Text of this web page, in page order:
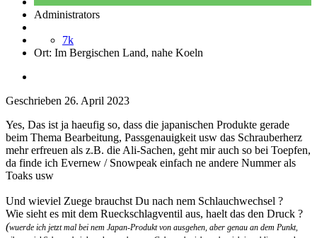
Administrators
7k
Ort: Im Bergischen Land, nahe Koeln
Geschrieben 26. April 2023
Yes, Das ist ja haeufig so, dass die japanischen Produkte gerade
beim Thema Bearbeitung, Passgenauigkeit usw das Schrauberherz
mehr erfreuen als z.B. die Ali-Sachen, geht mir auch so bei Toepfen,
da finde ich Evernew / Snowpeak einfach ne andere Nummer als
Toaks usw
Und wieviel Zuege brauchst Du nach nem Schlauchwechsel ?
Wie sieht es mit dem Rueckschlagventil aus, haelt das den Druck ?
(wuerde ich jetzt mal bei nem Japan-Produkt von ausgehen, aber genau an dem Punkt,